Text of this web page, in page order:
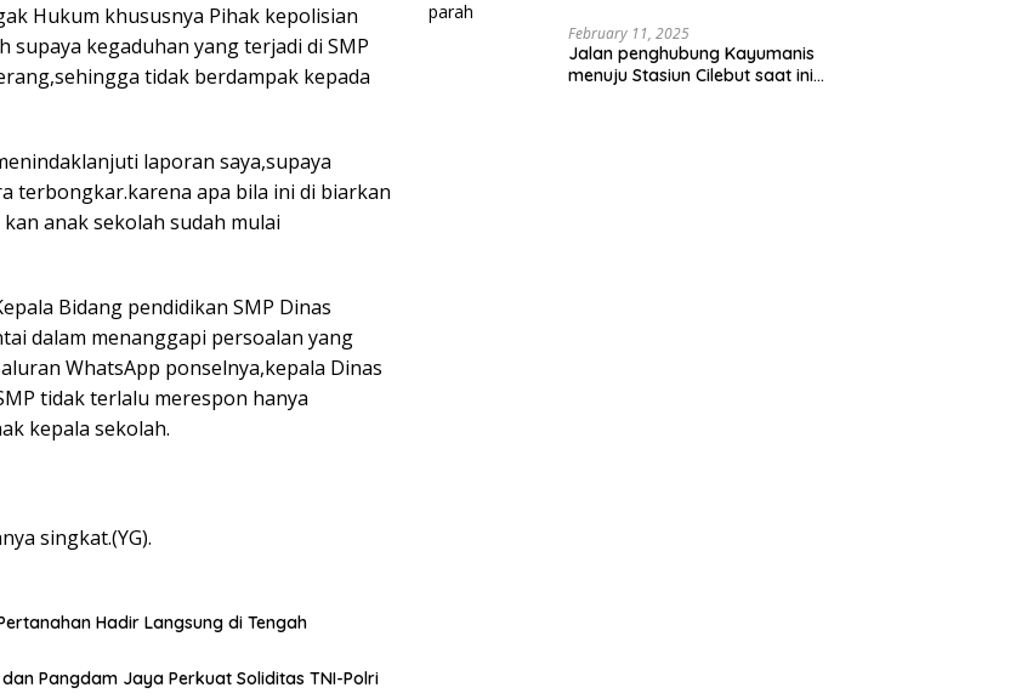
Hukum khususnya Pihak kepolisian
kegaduhan yang terjadi di SMP
tidak berdampak kepada
laporan saya,supaya
terbongkar.karena apa bila ini di biarkan
anak sekolah sudah mulai
Bidang pendidikan SMP Dinas
dalam menanggapi persoalan yang
WhatsApp ponselnya,kepala Dinas
tidak terlalu merespon hanya
kepala sekolah.
singkat.(YG).
Hadir Langsung di Tengah
Pangdam Jaya Perkuat Soliditas TNI-Polri
February 11, 2025
Jalan penghubung Kayumanis
menuju Stasiun Cilebut saat ini